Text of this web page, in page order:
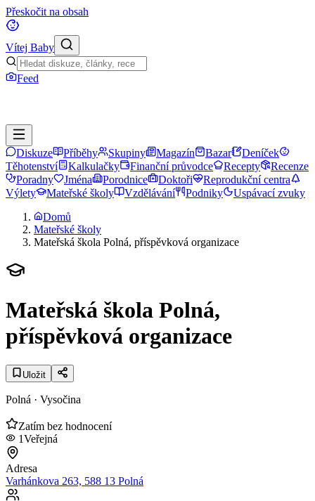
Přeskočit na obsah
Vítej Baby
Feed
Diskuze Příběhy Skupiny Magazín Bazar
Deníček
Těhotenství
Kalkulačky Finanční průvodce Recepty
Recenze
Poradny
Jména Porodnice Doktoři
Reprodukční centra
Výlety
Mateřské školy Vzdělávání Podniky
Uspávací zvuky
Domů
Mateřské školy
Mateřská škola Polná, příspěvková organizace
Mateřská škola Polná,
příspěvková organizace
Uložit
Polná · Vysočina
Zatím bez hodnocení
1Veřejná
Adresa
Varhánkova 263, 588 13 Polná